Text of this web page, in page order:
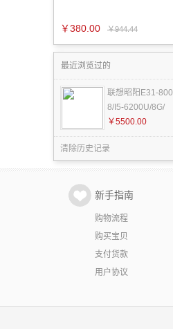
￥380.00 ￥944.44
最近浏览过的
联想昭阳E31-800
8/I5-6200U/8G/
￥5500.00
清除历史记录
新手指南
购物流程
购买宝贝
支付货款
用户协议